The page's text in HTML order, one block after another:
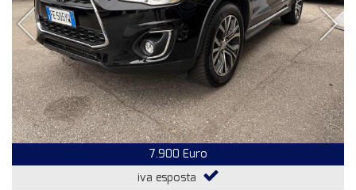
7.900 Euro
iva esposta